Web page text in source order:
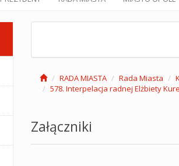
RADA MIASTA Rada Miasta
578. Interpelacja radnej Elżbiety
Załączniki